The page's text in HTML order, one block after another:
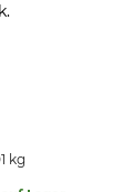
kg